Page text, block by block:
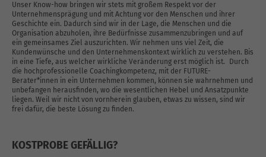
Unser Know-how bringen wir stets mit großem Respekt vor der
Unternehmensprägung und mit Achtung vor den Menschen und ihrer
Geschichte ein. Dadurch sind wir in der Lage, die Menschen und die
Organisation abzuholen, ihre Bedürfnisse zusammenzubringen und auf
ein gemeinsames Ziel auszurichten. Wir nehmen uns viel Zeit, die
Kundenwünsche und den Unternehmenskontext wirklich zu verstehen. Bis
in eine Tiefe, aus welcher wirkliche Veränderung erst möglich ist. Durch
die hochprofessionelle Coachingkompetenz, mit der FUTURE-
Berater*innen in ein Unternehmen kommen, können sie wahrnehmen und
unbefangen herausfinden, wo die wesentlichen Hebel und Ansatzpunkte
liegen. Weil wir nicht von vornherein glauben, etwas zu wissen, sind wir
frei dafür, die beste Lösung zu finden.
KOSTPROBE GEFÄLLIG?